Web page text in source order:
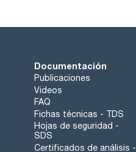
Documentación
Publicaciones
Videos
FAQ
Fichas técnicas - TDS
Hojas de seguridad -
SDS
Certificados de análisis -